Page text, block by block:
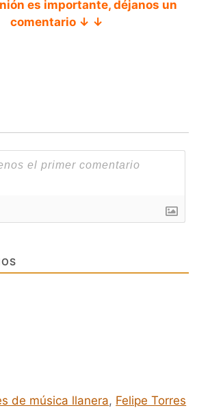
es importante, déjanos un
comentario ↓ ↓
de música llanera, Felipe Torres